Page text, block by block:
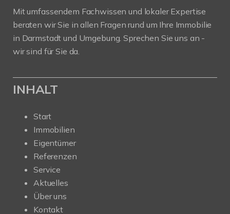
Mit umfassendem Fachwissen und lokaler Expertise
beraten wir Sie in allen Fragen rund um Ihre Immobilie
in Darmstadt und Umgebung. Sprechen Sie uns an -
wir sind für Sie da.
INHALT
Start
Immobilien
Eigentümer
Referenzen
Service
Aktuelles
Über uns
Kontakt